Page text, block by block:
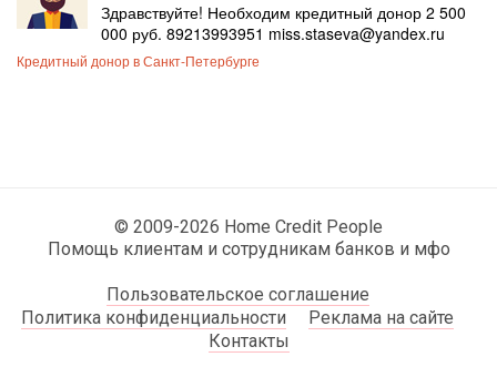
Здравствуйте! Необходим кредитный донор 2 500
000 руб. 89213993951 miss.staseva@yandex.ru
Кредитный донор в Санкт-Петербурге
© 2009-2026 Home Credit People
Помощь клиентам и сотрудникам банков и мфо
Пользовательское соглашение
Политика конфиденциальности
Реклама на сайте
Контакты